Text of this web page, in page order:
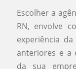
Escolher a
RN, envolve
experiência
anteriores e a
da sua